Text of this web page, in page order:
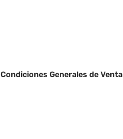
Condiciones Generales de Venta